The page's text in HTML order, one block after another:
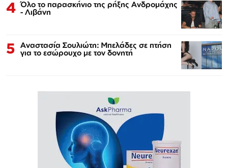
4 Όλο το παρασκήνιο της ρήξης Ανδρομάχης
- Λιβάνη
5 Αναστασία Σουλιώτη: Μπελάδες σε πτήση
για το εσώρουχο με τον δονητή